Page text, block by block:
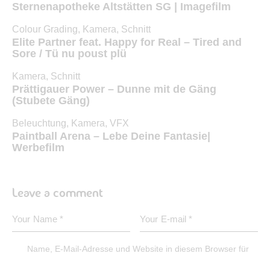
Sternenapotheke Altstätten SG | Imagefilm
Colour Grading, Kamera, Schnitt
Elite Partner feat. Happy for Real – Tired and
Sore / Tü nu poust plü
Kamera, Schnitt
Prättigauer Power – Dunne mit de Gäng
(Stubete Gäng)
Beleuchtung, Kamera, VFX
Paintball Arena – Lebe Deine Fantasie|
Werbefilm
Leave a comment
Name, E-Mail-Adresse und Website in diesem Browser für